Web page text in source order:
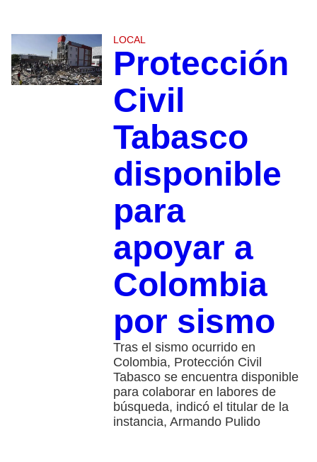
LOCAL
Protección
Civil
Tabasco
disponible
para
apoyar a
Colombia
por sismo
Tras el sismo ocurrido en
Colombia, Protección Civil
Tabasco se encuentra disponible
para colaborar en labores de
búsqueda, indicó el titular de la
instancia, Armando Pulido